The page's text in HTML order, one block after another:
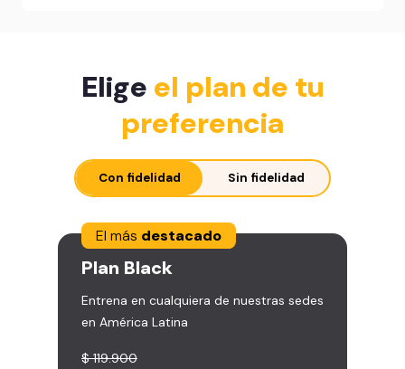
Elige el plan de tu
preferencia
Con fidelidad Sin fidelidad
El más destacado
Plan Black
Entrena en cualquiera de nuestras sedes
en América Latina
$ 119.900